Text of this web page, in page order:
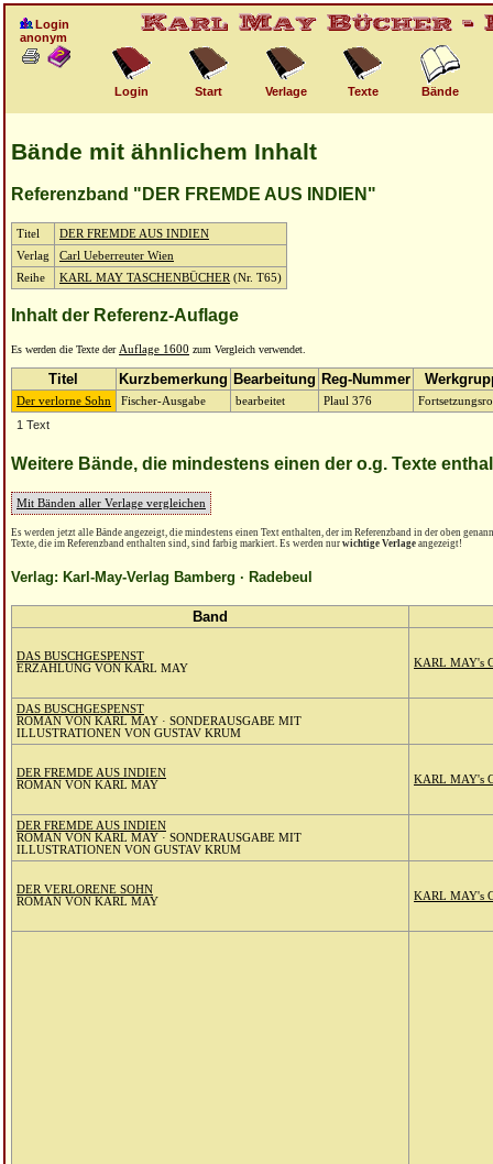
Login
anonym
Login Start Verlage Texte Bände
Bände mit ähnlichem Inhalt
Referenzband "DER FREMDE AUS INDIEN"
Titel
DER FREMDE AUS INDIEN
Verlag
Carl Ueberreuter Wien
Reihe
KARL MAY TASCHENBÜCHER(Nr. T65)
Inhalt der Referenz-Auflage
Es werden die Texte derAuflage 1600 zum Vergleich verwendet.
Titel Kurzbemerkung Bearbeitung Reg-Nummer
Der verlorne Sohn Fischer-Ausgabe bearbeitet Plaul 376
1 Text
Weitere Bände, die mindestens einen der o.g. Texte
Mit Bänden aller Verlage vergleichen
Es werden jetzt alle Bände angezeigt, die mindestens einen Text enthalten, der im Referenzband in der oben
Texte, die im Referenzband enthalten sind, sind farbig markiert. Es werden nur wichtige Verlage angezeigt!
Verlag: Karl-May-Verlag Bamberg · Radebeul
Band
DAS BUSCHGESPENST
ERZÄHLUNG VON KARL MAY
KARL MAY's
DAS BUSCHGESPENST
ROMAN VON KARL MAY · SONDERAUSGABE MIT
ILLUSTRATIONEN VON GUSTAV KRUM
DER FREMDE AUS INDIEN
ROMAN VON KARL MAY
KARL MAY's
DER FREMDE AUS INDIEN
ROMAN VON KARL MAY · SONDERAUSGABE MIT
ILLUSTRATIONEN VON GUSTAV KRUM
DER VERLORENE SOHN
ROMAN VON KARL MAY
KARL MAY's